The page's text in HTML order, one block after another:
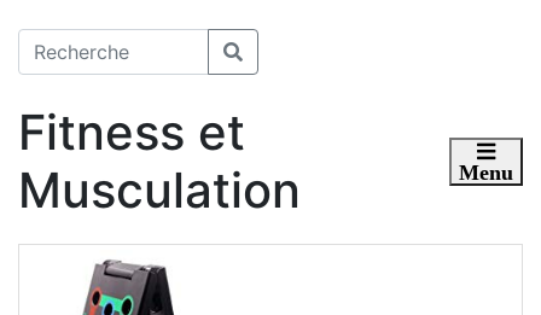
Fitness et
Musculation
Toggle
Menu